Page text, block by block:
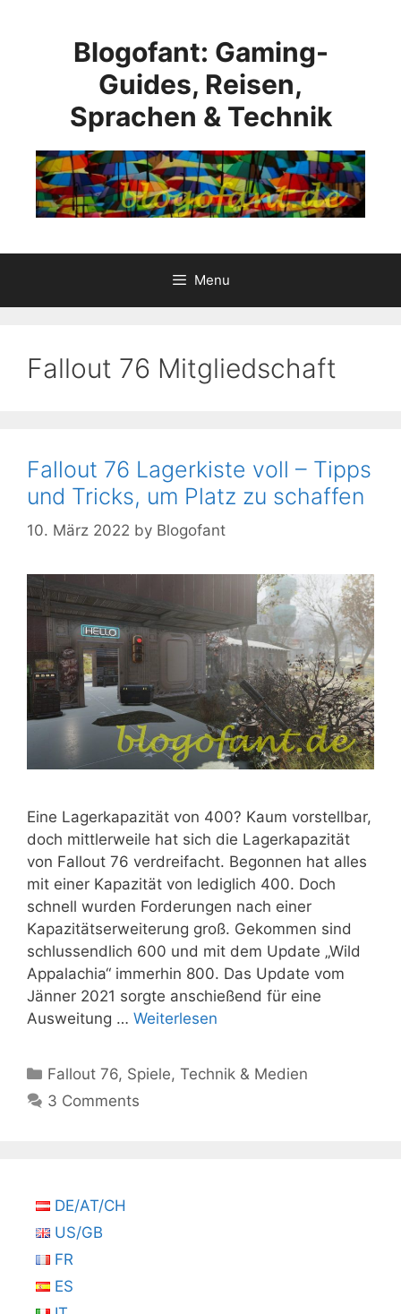
Blogofant: Gaming-
Guides, Reisen,
Sprachen & Technik
Menu
Fallout 76 Mitgliedschaft
Fallout 76 Lagerkiste voll – Tipps
und Tricks, um Platz zu schaffen
10. März 2022 by Blogofant
Eine Lagerkapazität von 400? Kaum vorstellbar,
doch mittlerweile hat sich die Lagerkapazität
von Fallout 76 verdreifacht. Begonnen hat alles
mit einer Kapazität von lediglich 400. Doch
schnell wurden Forderungen nach einer
Kapazitätserweiterung groß. Gekommen sind
schlussendlich 600 und mit dem Update „Wild
Appalachia“ immerhin 800. Das Update vom
Jänner 2021 sorgte anschießend für eine
Ausweitung … Weiterlesen
Kategorien
Fallout 76, Spiele,Technik & Medien
3 Comments
DE/AT/CH
US/GB
FR
ES